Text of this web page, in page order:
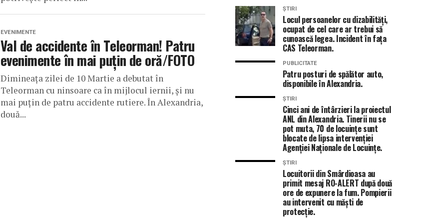
EVENIMENTE
Val de accidente în Teleorman! Patru
evenimente în mai puțin de oră/FOTO
Dimineața zilei de 10 Martie a debutat în
Teleorman cu ninsoare ca în mijlocul iernii, și nu
mai puțin de patru accidente rutiere. În Alexandria,
două...
ȘTIRI
Locul persoanelor cu dizabilități,
ocupat de cel care ar trebui să
cunoască legea. Incident în fața
CAS Teleorman.
PUBLICITATE
Patru posturi de spălător auto,
disponibile în Alexandria.
ȘTIRI
Cinci ani de întârzieri la proiectul
ANL din Alexandria. Tinerii nu se
pot muta, 70 de locuințe sunt
blocate de lipsa intervenției
Agenției Naționale de Locuințe.
ȘTIRI
Locuitorii din Smârdioasa au
primit mesaj RO-ALERT după două
ore de expunere la fum. Pompierii
au intervenit cu măști de
protecție.